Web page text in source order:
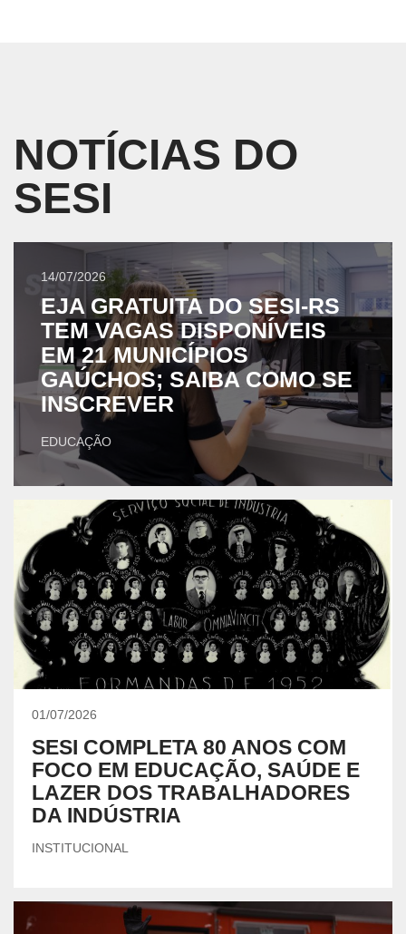
NOTÍCIAS DO
SESI
14/07/2026
EJA GRATUITA DO SESI-RS
TEM VAGAS DISPONÍVEIS
EM 21 MUNICÍPIOS
GAÚCHOS; SAIBA COMO SE
INSCREVER
EDUCAÇÃO
01/07/2026
SESI COMPLETA 80 ANOS COM
FOCO EM EDUCAÇÃO, SAÚDE E
LAZER DOS TRABALHADORES
DA INDÚSTRIA
INSTITUCIONAL